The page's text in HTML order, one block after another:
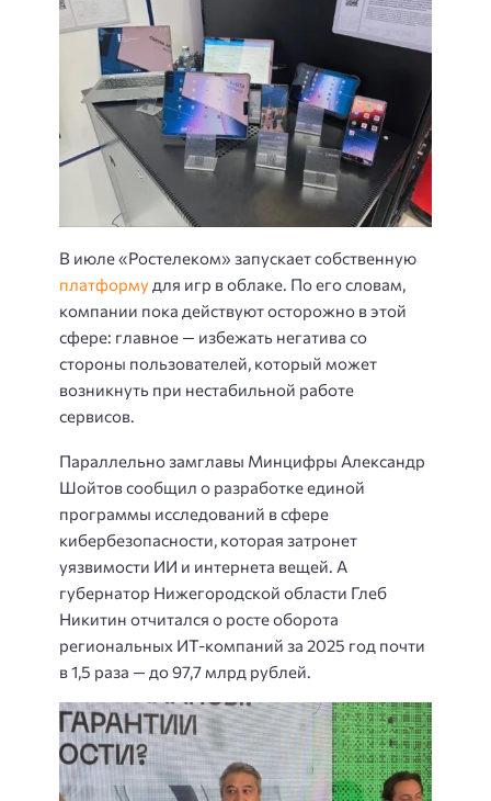
В июле «Ростелеком» запускает собственную
платформу для игр в облаке. По его словам,
компании пока действуют осторожно в этой
сфере: главное — избежать негатива со
стороны пользователей, который может
возникнуть при нестабильной работе
сервисов.
Параллельно замглавы Минцифры Александр
Шойтов сообщил о разработке единой
программы исследований в сфере
кибербезопасности, которая затронет
уязвимости ИИ и интернета вещей. А
губернатор Нижегородской области Глеб
Никитин отчитался о росте оборота
региональных ИТ-компаний за 2025 год почти
в 1,5 раза — до 97,7 млрд рублей.